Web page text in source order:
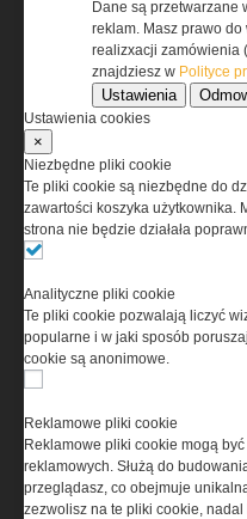
Regulamin określa
www.special-ops.pl
Korzystanie z portalu jest
przez Grupa MEDIUM
odpowiedzialnością
0000537655, NIP
(zwana dalej Grupa
Ta witryna wykorzystuje
informacji na Twoim
w celu świadczenia
Dane są przetwarzane
reklam. Masz prawo
realizxacji zamówienia
znajdziesz w Polityce
Ustawienia
Ustawienia cookies
×
Niezbędne pliki cookie
Te pliki cookie są niezbędne do
zawartości koszyka użytkownika.
strona nie będzie działała
Analityczne pliki cookie
Te pliki cookie pozwalają liczyć
popularne i w jaki sposób
cookie są anonimowe.
Reklamowe pliki cookie
Reklamowe pliki cookie mogą
reklamowych. Służą do
przeglądasz, co obejmuje
zezwolisz na te pliki cookie,